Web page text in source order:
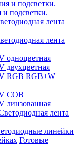
и подсветки.
лента
лента
одноцветная
двухцветная
RGB RGB+W
COB
линзованная
лента
линейки
Готовые